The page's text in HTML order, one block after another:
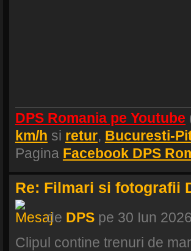
DPS Romania pe Youtube
km/h si retur, Bucuresti-
Pagina Facebook DPS
Re: Filmari si fotografii
de DPSpe 30 Iun
Clipul contine trenuri de